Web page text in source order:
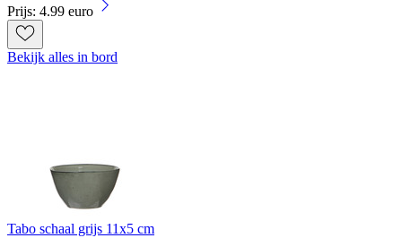
Prijs: 4.99 euro
Bekijk alles in bord
Tabo schaal grijs 11x5 cm